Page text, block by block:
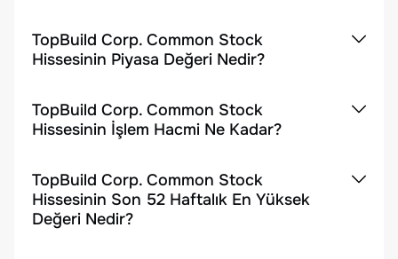
TopBuild Corp. Common Stock
Hissesinin Piyasa Değeri Nedir?
TopBuild Corp. Common Stock
Hissesinin İşlem Hacmi Ne Kadar?
TopBuild Corp. Common Stock
Hissesinin Son 52 Haftalık En Yüksek
Değeri Nedir?